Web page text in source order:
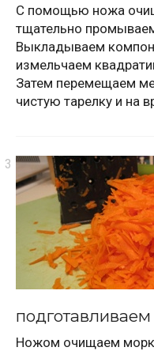
С помощью ножа
тщательно
Выкладываем
измельчаем
Затем перемещаем
чистую тарелку и на
Ножом очищаем